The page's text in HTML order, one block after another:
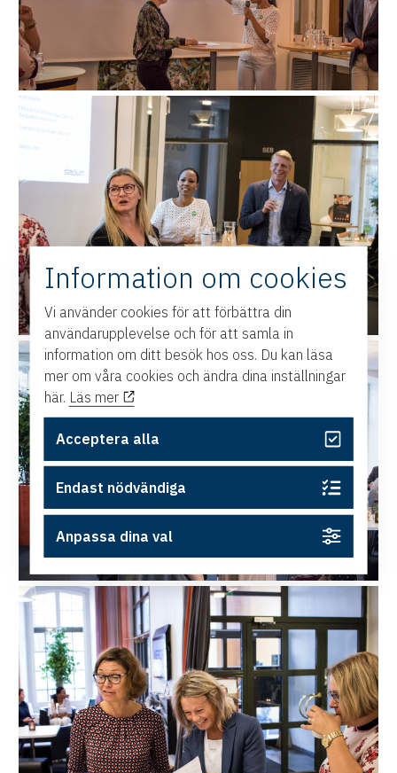
Information om cookies
Vi använder cookies för att förbättra din
användarupplevelse och för att samla in
information om ditt besök hos oss. Du kan läsa
mer om våra cookies och ändra dina inställningar
här. Läs mer
Acceptera alla
Endast nödvändiga
Anpassa dina val